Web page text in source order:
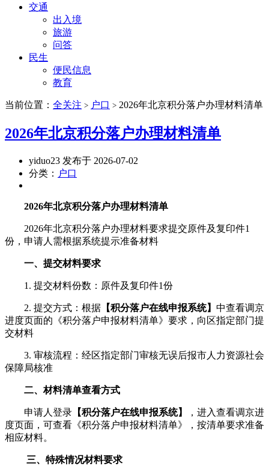
交通
出入境
旅游
问答
民生
便民信息
教育
当前位置： 全关注 > 户口 > 2026年北京积分落户办理材料清单
2026年北京积分落户办理材料清单
yiduo23 发布于 2026-07-02
分类： 户口
2026年北京积分落户办理材料清单
2026年北京积分落户办理材料要求提交原件及复印件1
份，申请人需根据系统提示准备材料
一、提交材料要求
1. 提交材料份数：原件及复印件1份
2. 提交方式：根据 【积分落户在线申报系统】 中查看调京
进度页面的《积分落户申报材料清单》要求，向区指定部门提
交材料
3. 审核流程：经区指定部门审核无误后报市人力资源社会
保障局核准
二、材料清单查看方式
申请人登录 【积分落户在线申报系统】
，进入查看调京进
度页面，可查看《积分落户申报材料清单》，按清单要求准备
相应材料。
三、特殊情况材料要求